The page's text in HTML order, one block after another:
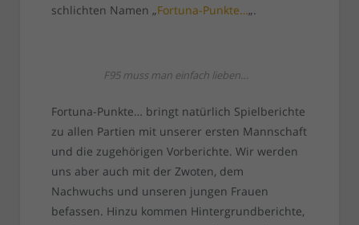
schlichten Namen „Fortuna-Punkte…„.
F95 muss man einfach lieben…
Fortuna-Punkte… bringt natürlich Spielberichte
zu allen Partien mit unserer ersten Mannschaft
und die zugehörigen Vorberichte. Wir werden
uns aber auch mit der Zwoten, dem
Nachwuchs und unseren jungen Frauen
befassen. Hinzu kommen Hintergrundberichte,